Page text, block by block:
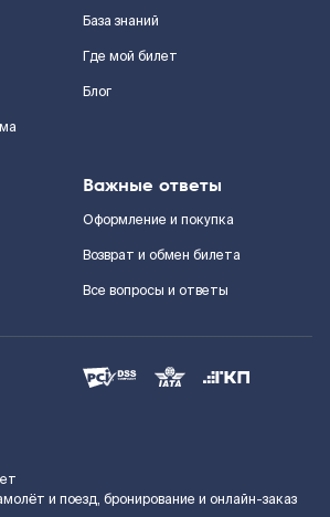
База знаний
Где мой билет
Блог
Важные ответы
Оформление и покупка
Возврат и обмен билета
Все вопросы и ответы
и поезд, бронирование и онлайн-заказ